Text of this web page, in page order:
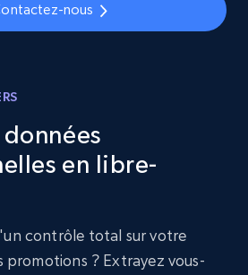
nous
en libre-
contrôle total sur votre
promotions ? Extrayez vous-